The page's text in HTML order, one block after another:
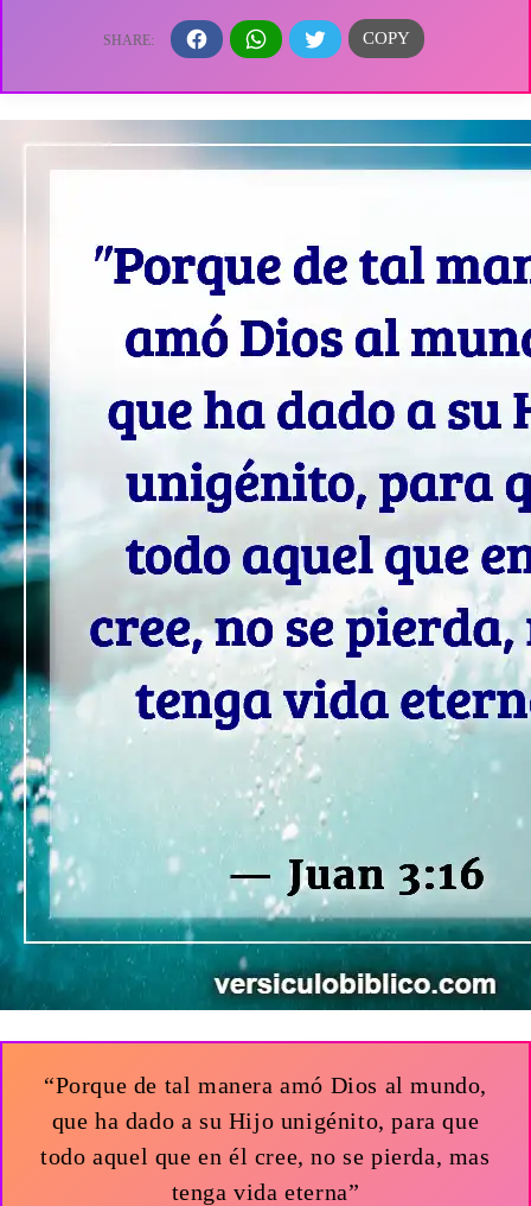
“Porque de tal manera amó Dios al mundo,
que ha dado a su Hijo unigénito, para que
todo aquel que en él cree, no se pierda, mas
tenga vida eterna”